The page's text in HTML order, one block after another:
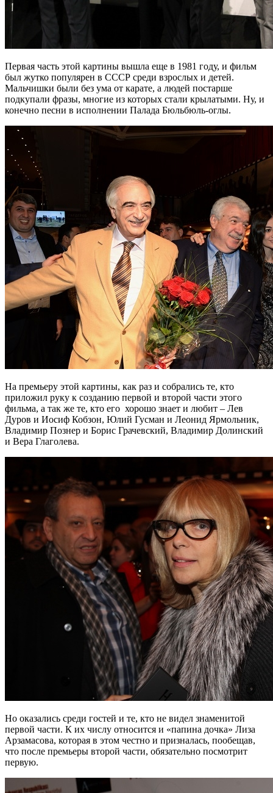
Первая часть этой картины вышла еще в 1981 году, и фильм
был жутко популярен в СССР среди взрослых и детей.
Мальчишки были без ума от карате, а людей постарше
подкупали фразы, многие из которых стали крылатыми. Ну, и
конечно песни в исполнении Палада Бюльбюль-оглы.
На премьеру этой картины, как раз и собрались те, кто
приложил руку к созданию первой и второй части этого
фильма, а так же те, кто его хорошо знает и любит – Лев
Дуров и Иосиф Кобзон, Юлий Гусман и Леонид Ярмольник,
Владимир Познер и Борис Грачевский, Владимир Долинский
и Вера Глаголева.
Но оказались среди гостей и те, кто не видел знаменитой
первой части. К их числу относится и «папина дочка» Лиза
Арзамасова, которая в этом честно и призналась, пообещав,
что после премьеры второй части, обязательно посмотрит
первую.